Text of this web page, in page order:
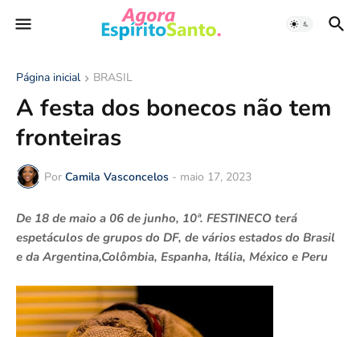
Página inicial BRASIL
A festa dos bonecos não tem
fronteiras
Por Camila Vasconcelos - maio 17, 2023
De 18 de maio a 06 de junho, 10ª. FESTINECO terá
espetáculos de grupos do DF, de vários estados do Brasil
e da Argentina,Colômbia, Espanha, Itália, México e Peru